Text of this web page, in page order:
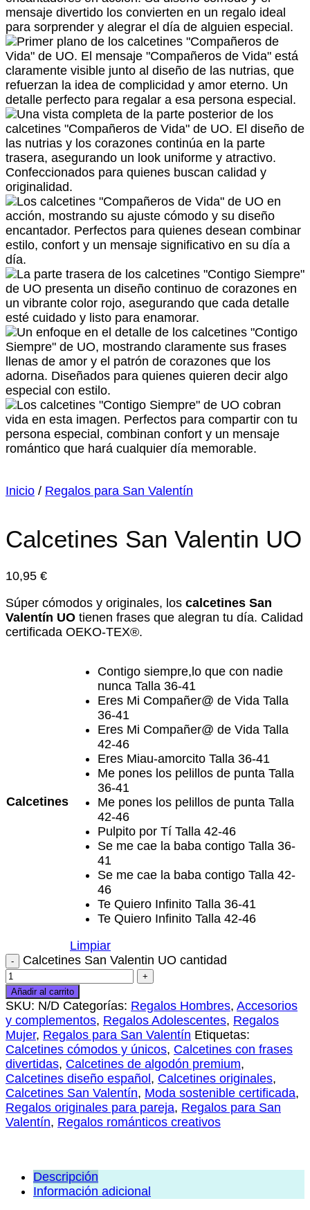
Inicio / Regalos para San Valentín
Calcetines San Valentin UO
10,95 €
Súper cómodos y originales, los calcetines San
Valentín UO tienen frases que alegran tu día. Calidad
certificada OEKO-TEX®.
Calcetines
Contigo siempre,lo que con nadie
nunca Talla 36-41
Eres Mi Compañer@ de Vida Talla
36-41
Eres Mi Compañer@ de Vida Talla
42-46
Eres Miau-amorcito Talla 36-41
Me pones los pelillos de punta Talla
36-41
Me pones los pelillos de punta Talla
42-46
Pulpito por Tí Talla 42-46
Se me cae la baba contigo Talla 36-
41
Se me cae la baba contigo Talla 42-
46
Te Quiero Infinito Talla 36-41
Te Quiero Infinito Talla 42-46
Limpiar
Calcetines San Valentin UO cantidad
Añadir al carrito
SKU: N/D Categorías: Regalos Hombres, Accesorios
y complementos, Regalos Adolescentes, Regalos
Mujer, Regalos para San Valentín Etiquetas:
Calcetines cómodos y únicos, Calcetines con frases
divertidas, Calcetines de algodón premium,
Calcetines diseño español , Calcetines originales,
Calcetines San Valentín, Moda sostenible certificada,
Regalos originales para pareja, Regalos para San
Valentín, Regalos románticos creativos
Descripción
Información adicional